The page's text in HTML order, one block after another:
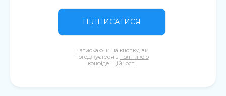
ПІДПИСАТИСЯ
Натискаючи на кнопку, ви
погоджуєтеся з політикою
конфіденційності